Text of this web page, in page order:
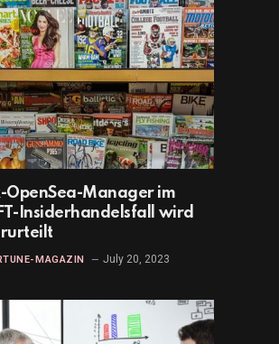
OpenSea-Manager im
Insiderhandelsfall wird
MAGAZIN July 20, 2023